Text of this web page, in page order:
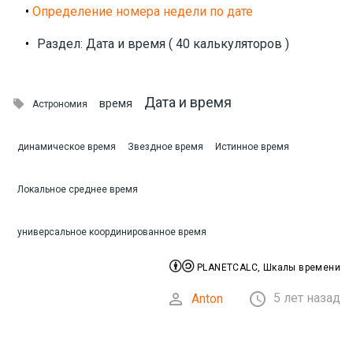
• Определение номера недели по дате
• Раздел: Дата и время ( 40 калькуляторов )
 Астрономия время Дата и время
динамическое время Звездное время Истинное время
Локальное среднее время
универсальное координированное время
PLANETCALC, Шкалы времени
 Anton  5 лет назад